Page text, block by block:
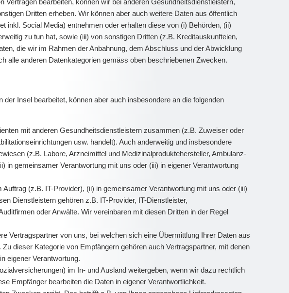
Dritten erheben. Wir können aber auch weitere Daten aus öffentlich
inkl. Social Media) entnehmen oder erhalten diese von (i) Behörden, (ii)
zu tun hat, sowie (iii) von sonstigen Dritten (z.B. Kreditauskunfteien,
die wir im Rahmen der Anbahnung, dem Abschluss und der Abwicklung
alle anderen Datenkategorien gemäss oben beschriebenen Zwecken.
Insel bearbeitet, können aber auch insbesondere an die folgenden
mit anderen Gesundheitsdienstleistern zusammen (z.B. Zuweiser oder
usw. handelt). Auch anderweitig und insbesondere
(z.B. Labore, Arzneimittel und Medizinalproduktehersteller, Ambulanz-
gemeinsamer Verantwortung mit uns oder (iii) in eigener Verantwortung
(z.B. IT-Provider), (ii) in gemeinsamer Verantwortung mit uns oder (iii)
Dienstleistern gehören z.B. IT-Provider, IT-Dienstleister,
oder Anwälte. Wir vereinbaren mit diesen Dritten in der Regel
Vertragspartner von uns, bei welchen sich eine Übermittlung Ihrer Daten aus
dieser Kategorie von Empfängern gehören auch Vertragspartner, mit denen
eigener Verantwortung.
im In- und Ausland weitergeben, wenn wir dazu rechtlich
Empfänger bearbeiten die Daten in eigener Verantwortlichkeit.